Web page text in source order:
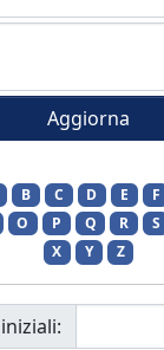
B C D E F
O P Q R S
X
Y Z